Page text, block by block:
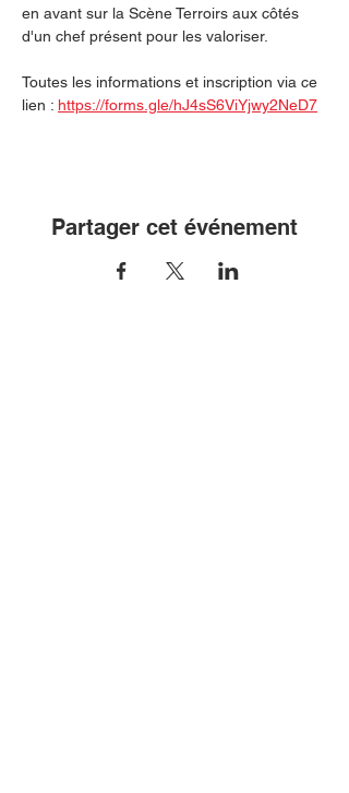
en avant sur la Scène Terroirs aux côtés
d'un chef présent pour les valoriser.
Toutes les informations et inscription via ce
lien : https://forms.gle/hJ4sS6ViYjwy2NeD7
Partager cet événement